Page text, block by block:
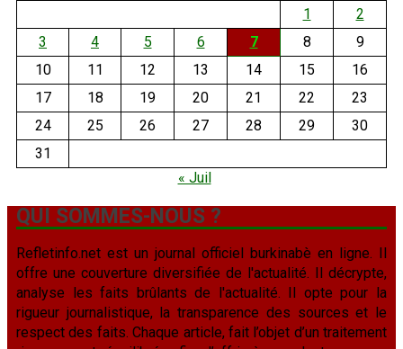
1
2
3
4 5 6 7 8
9
10
11 12 13 14 15
16
17
18 19 20 21 22
23
24
25 26 27 28 29
30
31
« Juil
QUI SOMMES-NOUS ?
Refletinfo.net est un journal officiel burkinabè en ligne. Il
offre une couverture diversifiée de l'actualité. Il décrypte,
analyse les faits brûlants de l'actualité. Il opte pour la
rigueur journalistique, la transparence des sources et le
respect des faits. Chaque article, fait l’objet d’un traitement